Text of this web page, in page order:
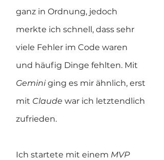
ganz in Ordnung, jedoch
merkte ich schnell, dass sehr
viele Fehler im Code waren
und häufig Dinge fehlten. Mit
Gemini ging es mir ähnlich, erst
mit Claude war ich letztendlich
zufrieden.
Ich startete mit einem MVP